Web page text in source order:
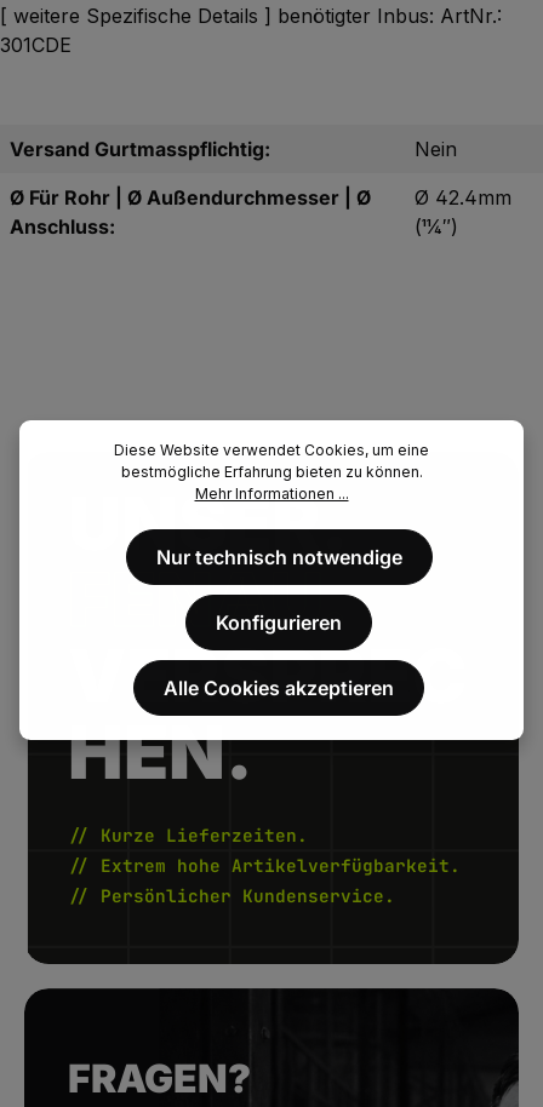
[ weitere Spezifische Details ] benötigter Inbus: ArtNr.:
301CDE
Versand Gurtmasspflichtig:
Nein
Ø Für Rohr | Ø Außendurchmesser | Ø
Anschluss:
Ø 42.4mm
(11⁄4″)
UNSER.
FENAU.
VERSPREC
HEN.
// Kurze Lieferzeiten.
// Extrem hohe Artikelverfügbarkeit.
// Persönlicher Kundenservice.
FRAGEN?
Diese Website verwendet Cookies, um eine
bestmögliche Erfahrung bieten zu können.
Mehr Informationen ...
Nur technisch notwendige
Konfigurieren
Alle Cookies akzeptieren